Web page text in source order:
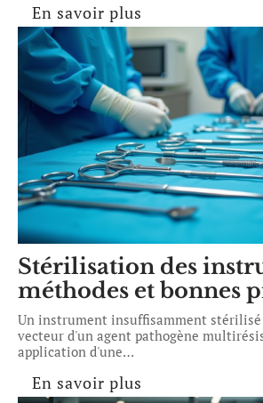
En savoir plus
Stérilisation des
méthodes et bonnes
Un instrument insuffisamment
vecteur d'un agent pathogène
application d'une…
En savoir plus